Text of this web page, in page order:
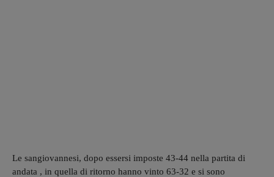
Le sangiovannesi, dopo essersi imposte 43-44 nella partita di
andata , in quella di ritorno hanno vinto 63-32 e si sono